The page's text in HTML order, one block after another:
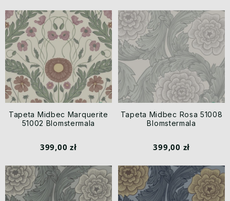
Tapeta Midbec Marquerite
51002 Blomstermala
399,00 zł
Tapeta Midbec Rosa 51008
Blomstermala
399,00 zł